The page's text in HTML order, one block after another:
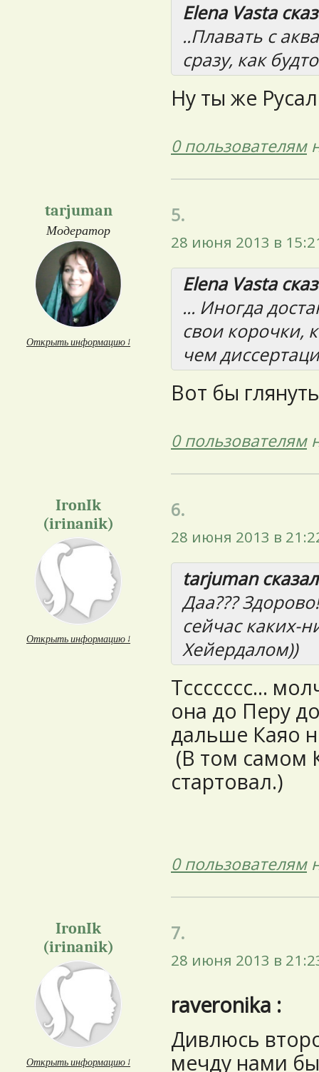
Elena Vasta
..Плавать с
сразу, как
Ну ты же
0 пользователям
tarjuman
Модератор
Открыть информацию ↓
5.
28 июня 2013 в
Elena Vasta
... Иногда
свои корочки,
чем
Вот бы
0 пользователям
IronIk
(irinanik)
Открыть информацию ↓
6.
28 июня 2013 в
tarjuman
Даа???
сейчас каких-
Хейердалом))
Тссссссс...
она до Перу
дальше Каяо
(В том самом
стартовал.)
0 пользователям
IronIk
(irinanik)
Открыть информацию ↓
7.
28 июня 2013 в
raveronika :
Дивлюсь
мечду нами